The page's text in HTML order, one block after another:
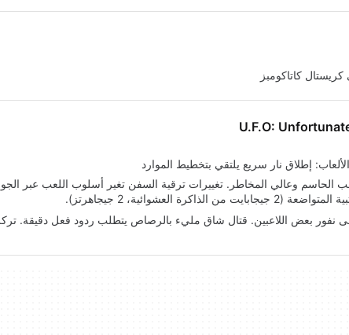
كاتاكومبز
U.F.O:
إطلاق نار سريع يلتقي بتخطيط الموارد
الحاسم وعالي المخاطر. تغييرات ترقية السفن تغير أسلوب اللعب عبر
العشوائية، 2 جيجاهرتز).
نفور بعض اللاعبين. قتال شاق مليء بالرصاص يتطلب ردود فعل دقيقة.